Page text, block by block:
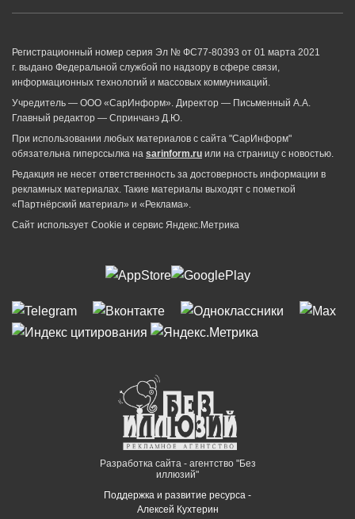
Регистрационный номер серия Эл № ФС77-80393 от 01 марта 2021
г. выдано Федеральной службой по надзору в сфере связи,
информационных технологий и массовых коммуникаций.
Учредитель — ООО «СарИнформ». Директор — Письменный А.А.
Главный редактор — Спринчанэ Д.Ю.
При использовании любых материалов с сайта "СарИнформ"
обязательна гиперссылка на sarinform.ru или на страницу с новостью.
Редакция не несет ответственность за достоверность информации в
рекламных материалах. Такие материалы выходят с пометкой
«Партнёрский материал» и «Реклама».
Сайт использует Cookie и сервиc Яндекс.Метрика
Разработка сайта - агентство "Без
иллюзий"
Поддержка и развитие ресурса -
Алексей Кухтерин